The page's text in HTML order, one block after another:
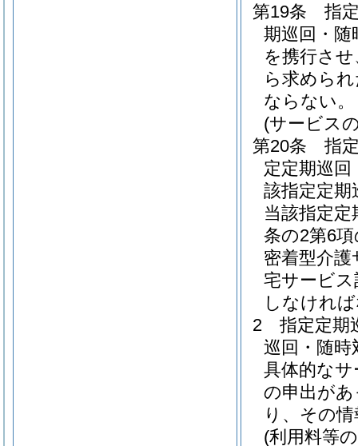
第19条
指
期巡回・随
を携行さ
ら求めら
ならない。
(サービス
第20条
指
定定期巡
該指定定期
当該指定
条の2第6
密着型介
宅サービ
しなけれ
2
指定定期
巡回・随
具体的な
の申出が
り、その
(利用料等